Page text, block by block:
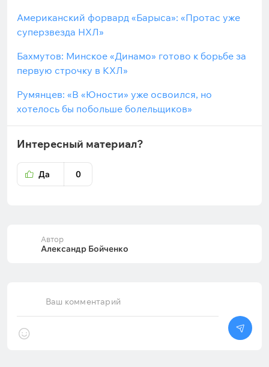
Американский форвард «Барыса»: «Протас уже
суперзвезда НХЛ»
Бахмутов: Минское «Динамо» готово к борьбе за
первую строчку в КХЛ»
Румянцев: «В «Юности» уже освоился, но
хотелось бы побольше болельщиков»
Интересный материал?
Да 0
Автор
Александр Бойченко
Ваш комментарий